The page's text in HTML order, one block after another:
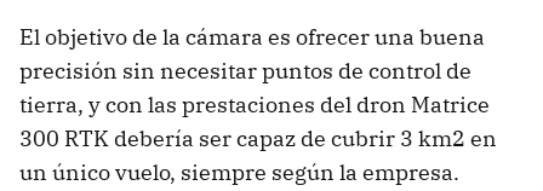
El objetivo de la cámara es ofrecer una buena
precisión sin necesitar puntos de control de
tierra, y con las prestaciones del dron Matrice
300 RTK debería ser capaz de cubrir 3 km2 en
un único vuelo, siempre según la empresa.